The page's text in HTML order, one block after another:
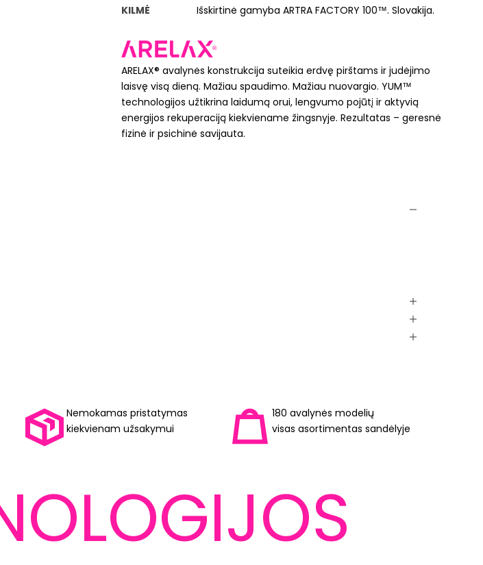
KILMĖ
Išskirtinė gamyba ARTRA FACTORY 100™. Slovakija.
ARELAX® avalynės konstrukcija suteikia erdvę pirštams ir judėjimo
laisvę visą dieną. Mažiau spaudimo. Mažiau nuovargio. YUM™
technologijos užtikrina laidumą orui, lengvumo pojūtį ir aktyvią
energijos rekuperaciją kiekviename žingsnyje. Rezultatas – geresnė
fizinė ir psichinė savijauta.
Nemokamas pristatymas
kiekvienam užsakymui
180 avalynės modelių
visas asortimentas sandėlyje
SKINYUM™
Aktyviai kvėpuoja. Išlaiko
LEVITARYUM™
Jūs nelevituosite. Tačiau